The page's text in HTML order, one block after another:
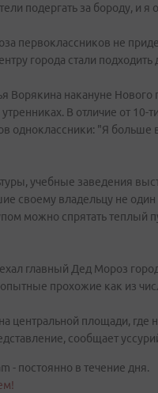
подергать за бороду, и я
первоклассников не
города стали
Ворякина накануне
В отличие от
одноклассники: "Я больше
учебные заведения
своему владельцу не
можно спрятать теплый
главный Дед Мороз
прохожие как из
центральной площади, где
сообщает
- постоянно в течение дня.